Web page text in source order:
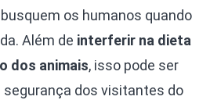
os humanos quando
Além de interferir na dieta
dos animais, isso pode ser
segurança dos visitantes do